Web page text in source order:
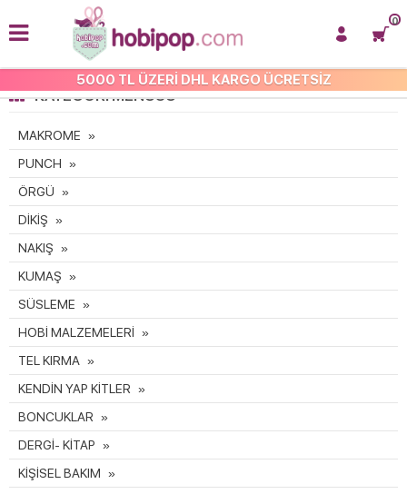
5000 TL ÜZERİ DHL KARGO ÜCRETSİZ
0
KATEGORI MENÜSÜ
MAKROME
PUNCH
ÖRGÜ
DİKİŞ
NAKIŞ
KUMAŞ
SÜSLEME
HOBİ MALZEMELERİ
TEL KIRMA
KENDİN YAP KİTLER
BONCUKLAR
DERGİ- KİTAP
KİŞİSEL BAKIM